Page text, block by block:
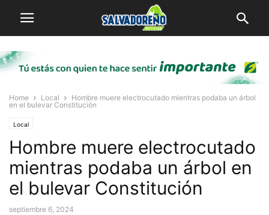
Home Local
Hombre muere electrocutado mientras podaba un árbol
en el bulevar Constitución
Local
Hombre muere electrocutado
mientras podaba un árbol en
el bulevar Constitución
septiembre 6, 2024